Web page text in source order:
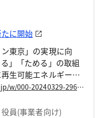
に開始
東京」の実現に向
」「ためる」の取組
生可能エネルギー発
気等の利活用に取組
入に対する助成事業
お知らせします。
https://www.my.metro.tokyo.lg.jp/w/000-20240329-29616152
員(事業者向け)